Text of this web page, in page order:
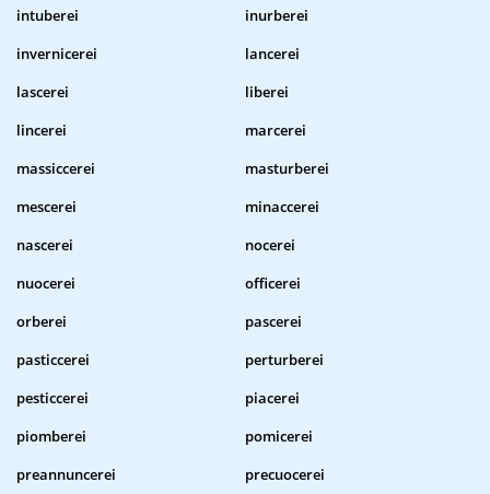
intuberei
inurberei
invernicerei
lancerei
lascerei
liberei
lincerei
marcerei
massiccerei
masturberei
mescerei
minaccerei
nascerei
nocerei
nuocerei
officerei
orberei
pascerei
pasticcerei
perturberei
pesticcerei
piacerei
piomberei
pomicerei
preannuncerei
precuocerei